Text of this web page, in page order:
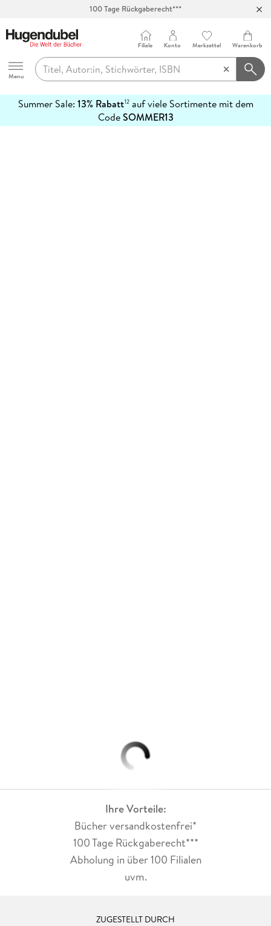
100 Tage Rückgaberecht***
Hugendubel
Menu
Filiale Konto Merkzettel Warenkorb
Summer Sale: 13% Rabatt12auf viele Sortimente mit dem
CodeSOMMER13
erfahren
Ihre Vorteile:
Bücher versandkostenfrei*
100 Tage Rückgaberecht***
Abholung in über 100 Filialen
uvm.
ZUGESTELLT DURCH